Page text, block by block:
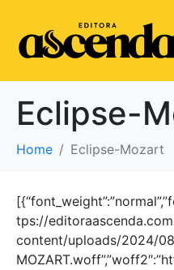
Eclipse-
Home Eclipse-Mozart
tps://
content/uploads/2024/